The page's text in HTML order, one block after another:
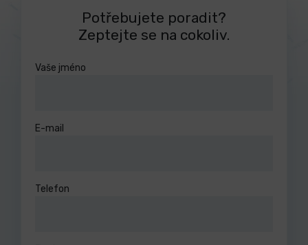
Potřebujete poradit?
Zeptejte se na cokoliv.
Vaše jméno
E-mail
Telefon